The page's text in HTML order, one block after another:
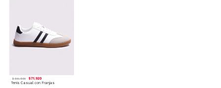
$ 89.900 $ 71.920
Tenis Casual con Franjas